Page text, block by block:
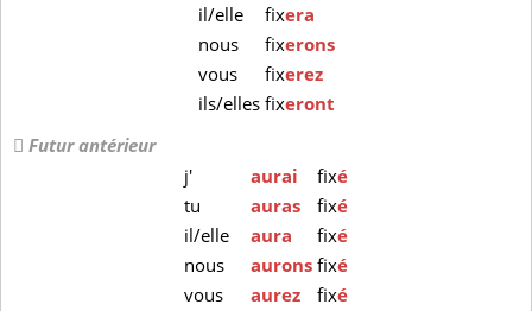
il/elle
fixera
nous
fixerons
vous
fixerez
ils/elles fixeront
Futur antérieur
j'
aurai fixé
tu
auras fixé
il/elle
aura fixé
nous
auronsfixé
vous
aurez fixé